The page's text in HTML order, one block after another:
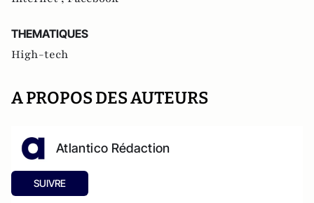
THEMATIQUES
High-tech
A PROPOS DES AUTEURS
Atlantico Rédaction
SUIVRE